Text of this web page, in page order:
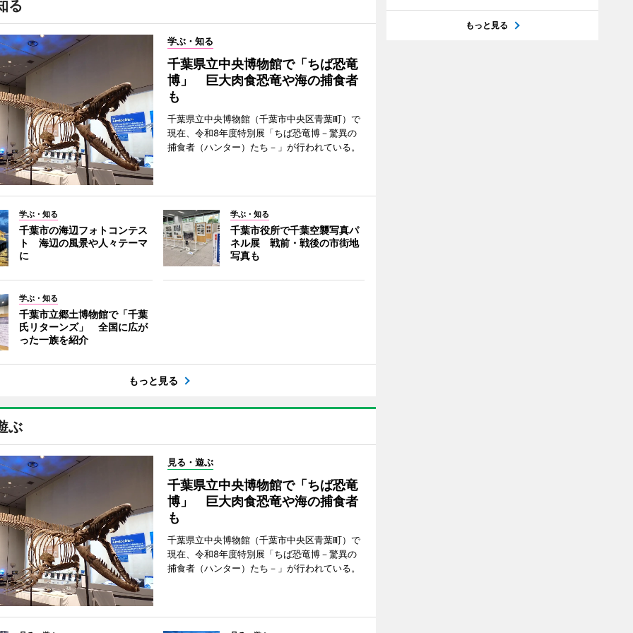
る
学ぶ・知る
千葉県立中央博物館で「ちば恐竜
博」 巨大肉食恐竜や海の捕食者
も
千葉県立中央博物館（千葉市中央区青葉町）で
現在、令和8年度特別展「ちば恐竜博－驚異の
捕食者（ハンター）たち－」が行われている。
学ぶ・知る
千葉市の海辺フォトコンテス
ト 海辺の風景や人々テーマ
に
学ぶ・知る
千葉市役所で千葉空襲写真パ
ネル展 戦前・戦後の市街地
写真も
学ぶ・知る
千葉市立郷土博物館で「千葉
氏リターンズ」 全国に広が
った一族を紹介
もっと見る
ぶ
見る・遊ぶ
千葉県立中央博物館で「ちば恐竜
博」 巨大肉食恐竜や海の捕食者
も
千葉県立中央博物館（千葉市中央区青葉町）で
現在、令和8年度特別展「ちば恐竜博－驚異の
捕食者（ハンター）たち－」が行われている。
もっと見る